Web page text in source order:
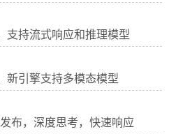
支持流式响应和推理模型
新引擎支持多模态模型
布，深度思考，快速响应